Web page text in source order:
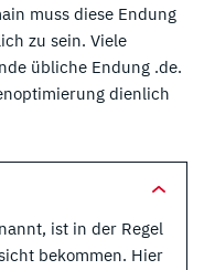
muss diese Endung
zu sein. Viele
übliche Endung .de.
dienlich
ist in der Regel
bekommen. Hier